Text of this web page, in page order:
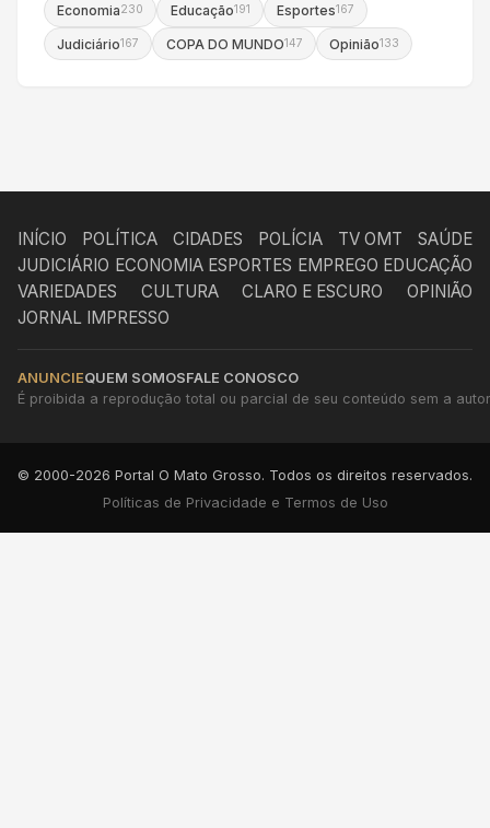
Economia230 Educação191 Esportes167
Judiciário167 COPA DO MUNDO147 Opinião133
INÍCIO POLÍTICA CIDADES POLÍCIA TV OMT
SAÚDE
JUDICIÁRIO ECONOMIA ESPORTES EMPREGO EDUCAÇÃO
VARIEDADES
CULTURA CLARO E ESCURO
OPINIÃO
JORNAL IMPRESSO
ANUNCIEQUEM SOMOSFALE CONOSCO
É proibida a reprodução total ou parcial de seu conteúdo sem a
© 2000-2026 Portal O Mato Grosso. Todos os direitos reservados.
Políticas de Privacidade e Termos de Uso